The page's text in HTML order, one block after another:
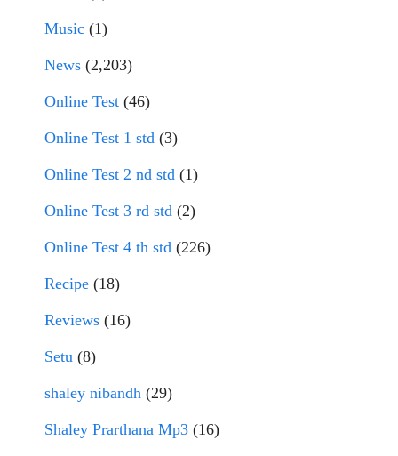
Music (1)
News (2,203)
Online Test (46)
Online Test 1 std (3)
Online Test 2 nd std (1)
Online Test 3 rd std (2)
Online Test 4 th std (226)
Recipe (18)
Reviews (16)
Setu (8)
shaley nibandh (29)
Shaley Prarthana Mp3 (16)